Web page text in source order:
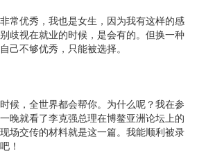
常优秀，我也是女生，因为我有这样的感
歧视在就业的时候，是会有的。但换一种
己不够优秀，只能被选择。
候，全世界都会帮你。为什么呢？我在参
晚就看了李克强总理在博鳌亚洲论坛上的
场交传的材料就是这一篇。我能顺利被录
！